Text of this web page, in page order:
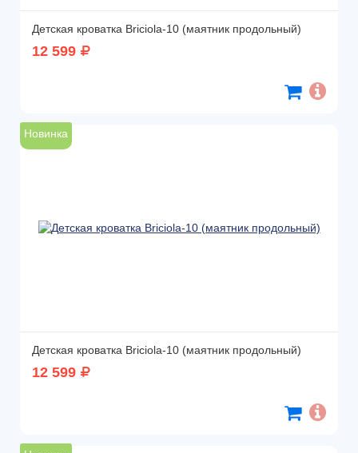
Детская кроватка Briciola-10 (маятник продольный)
12 599
Новинка
Детская кроватка Briciola-10 (маятник продольный)
12 599